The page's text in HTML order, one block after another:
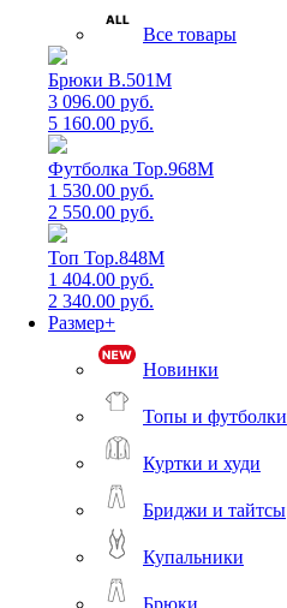
Все товары
Брюки B.501M
3 096.00 руб.
5 160.00 руб.
Футболка Top.968M
1 530.00 руб.
2 550.00 руб.
Топ Top.848M
1 404.00 руб.
2 340.00 руб.
Размер+
Новинки
Топы и футболки
Куртки и худи
Бриджи и тайтсы
Купальники